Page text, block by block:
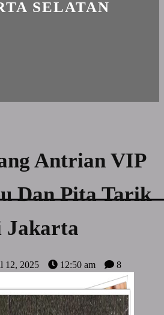
SELATAN
Antrian VIP
Dan Pita Tarik
Jakarta
12, 2025 12:50 am 8